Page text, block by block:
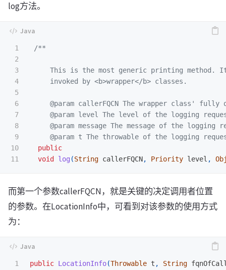
log方法。
1
2
3
4
5
6
7
8
9
10
/**
This is the most generic printing method.
     invoked by <b>wrapper</b> classes.
@param callerFQCN The wrapper class' fully
@param level The level of the logging
@param message The message of the logging
@param t The throwable of the logging
public
void
log (String callerFQCN, Priority level ,
而第一个参数callerFQCN，就是关键的决定调用者位置
的参数。在LocationInfo中，可看到对该参数的使用方式
为：
1
public LocationInfo(Throwable t , String